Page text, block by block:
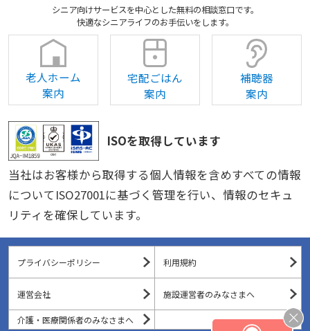
シニア向けサービスを中心とした無料の相談窓口です。
快適なシニアライフのお手伝いをします。
老人ホーム
案内
宅配ごはん
案内
補聴器
案内
ISOを取得しています
当社はお客様から取得する個人情報を含めすべての情報
についてISO27001に基づく管理を行い、情報のセキュ
リティを確保しています。
プライバシーポリシー 利用規約
運営会社 施設運営者のみなさまへ
介護・医療関係者のみなさまへ